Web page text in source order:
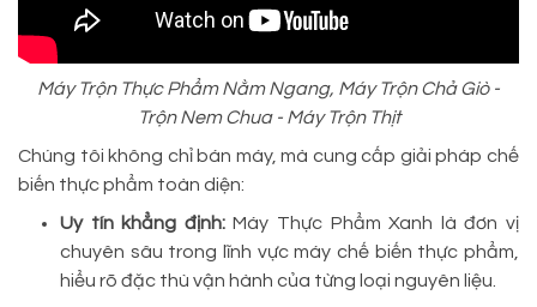
Máy Trộn Thực Phẩm Nằm Ngang, Máy Trộn Chả Giò -
Trộn Nem Chua - Máy Trộn Thịt
Chúng tôi không chỉ bán máy, mà cung cấp giải pháp chế
biến thực phẩm toàn diện:
Uy tín khẳng định:Máy Thực Phẩm Xanh là đơn vị
chuyên sâu trong lĩnh vực máy chế biến thực phẩm,
hiểu rõ đặc thù vận hành của từng loại nguyên liệu.